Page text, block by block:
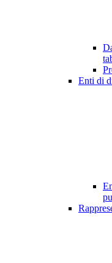
Enti di